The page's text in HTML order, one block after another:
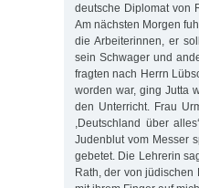
deutsche Diplomat von
Am nächsten Morgen
die Arbeiterinnen, er
sein Schwager und
fragten nach Herrn
worden war, ging Jutta
den Unterricht. Frau
,Deutschland über
Judenblut vom Messer
gebetet. Die Lehrerin
Rath, der von jüdischen